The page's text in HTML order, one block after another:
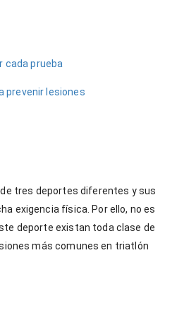
cada prueba
prevenir lesiones
tres deportes diferentes y sus
exigencia física. Por ello, no es
deporte existan toda clase de
más comunes en triatlón